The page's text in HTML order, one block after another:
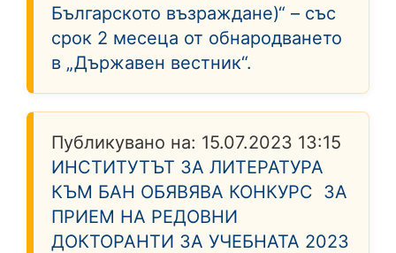
Българското възраждане)“ – със
срок 2 месеца от обнародването
в „Държавен вестник“.
Публикувано на: 15.07.2023 13:15
ИНСТИТУТЪТ ЗА ЛИТЕРАТУРА
КЪМ БАН ОБЯВЯВА КОНКУРС ЗА
ПРИЕМ НА РЕДОВНИ
ДОКТОРАНТИ ЗА УЧЕБНАТА 2023